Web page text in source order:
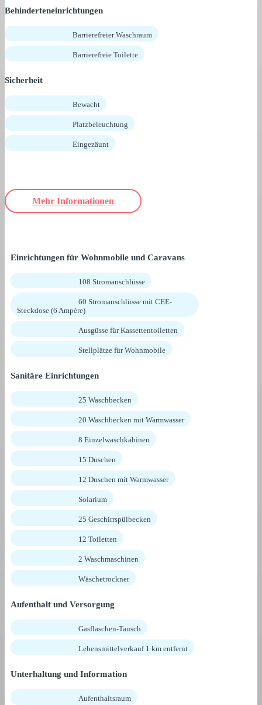
Behinderteneinrichtungen
Barrierefreier Waschraum
Barrierefreie Toilette
Sicherheit
Bewacht
Platzbeleuchtung
Eingezäunt
Mehr Informationen
Einrichtungen für Wohnmobile und Caravans
108 Stromanschlüsse
60 Stromanschlüsse mit CEE-
Steckdose (6 Ampère)
Ausgüsse für Kassettentoiletten
Stellplätze für Wohnmobile
Sanitäre Einrichtungen
25 Waschbecken
20 Waschbecken mit Warmwasser
8 Einzelwaschkabinen
15 Duschen
12 Duschen mit Warmwasser
Solarium
25 Geschirrspülbecken
12 Toiletten
2 Waschmaschinen
Wäschetrockner
Aufenthalt und Versorgung
Gasflaschen-Tausch
Lebensmittelverkauf 1 km entfernt
Unterhaltung und Information
Aufenthaltsraum